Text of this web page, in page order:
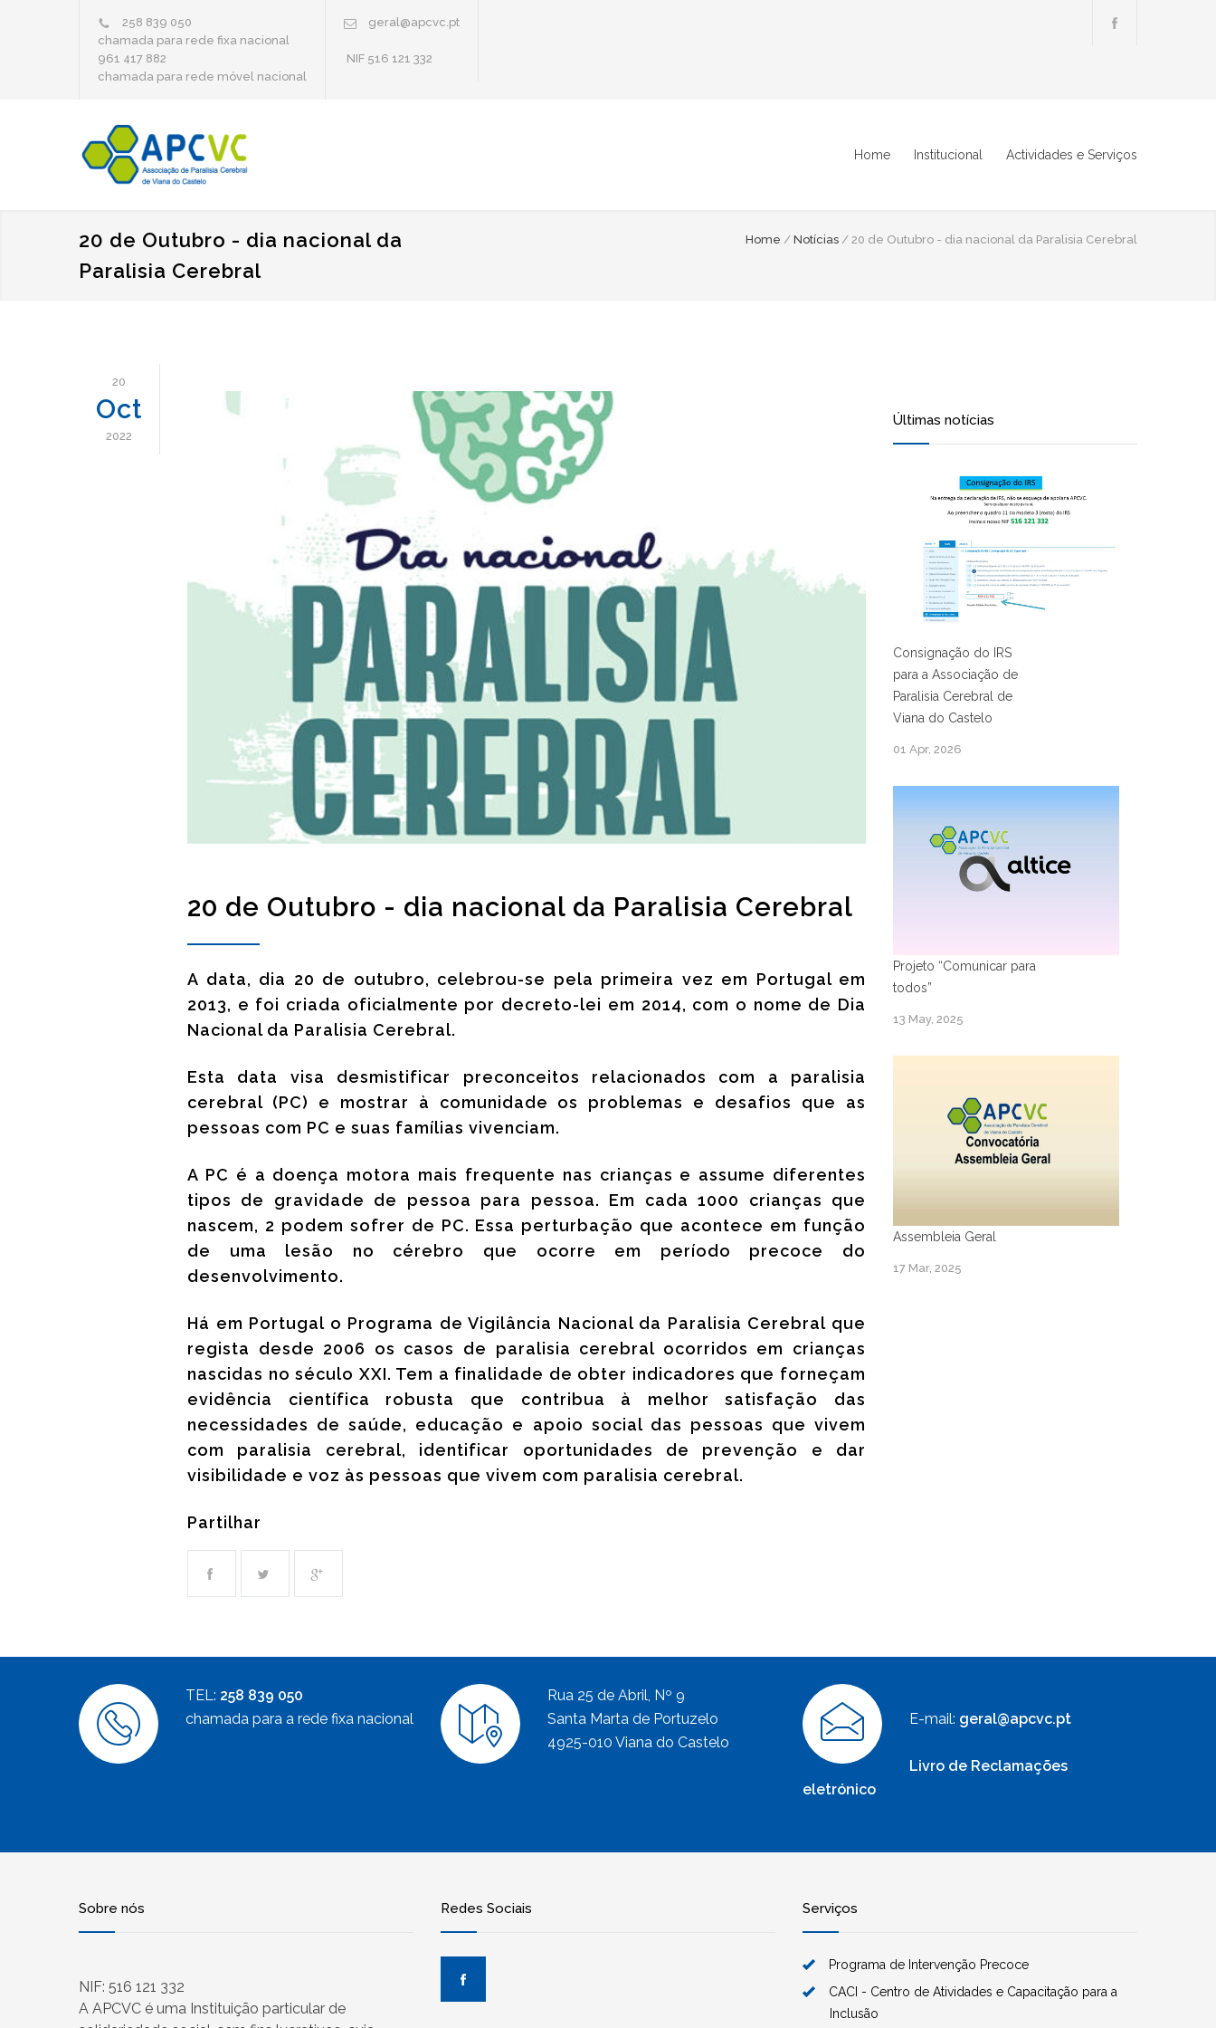
258 839 050
chamada para rede fixa nacional
961 417 882
chamada para rede móvel nacional
geral@apcvc.pt
NIF 516 121 332
Home Institucional Actividades e Serviços
20 de Outubro - dia nacional da
Paralisia Cerebral
Home / Notícias / 20 de Outubro - dia nacional da Paralisia Cerebral
20
Oct
2022
20 de Outubro - dia nacional da Paralisia Cerebral
A data, dia 20 de outubro, celebrou-se pela primeira vez em Portugal em
2013, e foi criada oficialmente por decreto-lei em 2014, com o nome de Dia
Nacional da Paralisia Cerebral.
Esta data visa desmistificar preconceitos relacionados com a paralisia
cerebral (PC) e mostrar à comunidade os problemas e desafios que as
pessoas com PC e suas famílias vivenciam.
A PC é a doença motora mais frequente nas crianças e assume diferentes
tipos de gravidade de pessoa para pessoa. Em cada 1000 crianças que
nascem, 2 podem sofrer de PC. Essa perturbação que acontece em função
de uma lesão no cérebro que ocorre em período precoce do
desenvolvimento.
Há em Portugal o Programa de Vigilância Nacional da Paralisia Cerebral que
regista desde 2006 os casos de paralisia cerebral ocorridos em crianças
nascidas no século XXI. Tem a finalidade de obter indicadores que forneçam
evidência científica robusta que contribua à melhor satisfação das
necessidades de saúde, educação e apoio social das pessoas que vivem
com paralisia cerebral, identificar oportunidades de prevenção e dar
visibilidade e voz às pessoas que vivem com paralisia cerebral.
Partilhar
Últimas notícias
Consignação do IRS
para a Associação de
Paralisia Cerebral de
Viana do Castelo
01 Apr, 2026
Projeto “Comunicar para
todos”
13 May, 2025
Assembleia Geral
17 Mar, 2025
TEL: 258 839 050
chamada para a rede fixa nacional
Rua 25 de Abril, Nº 9
Santa Marta de Portuzelo
4925-010 Viana do Castelo
E-mail: geral@apcvc.pt
Livro de Reclamações
eletrónico
Sobre nós
NIF: 516 121 332
A APCVC é uma Instituição particular de
Redes Sociais Serviços
Programa de Intervenção Precoce
CACI - Centro de Atividades e Capacitação para a
Inclusão